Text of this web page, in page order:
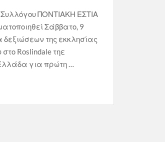
Συλλόγου ΠΟΝΤΙΑΚΗ ΕΣΤΙΑ
Σάββατο, 9
της εκκλησίας
Roslindale τηε
για πρώτη …